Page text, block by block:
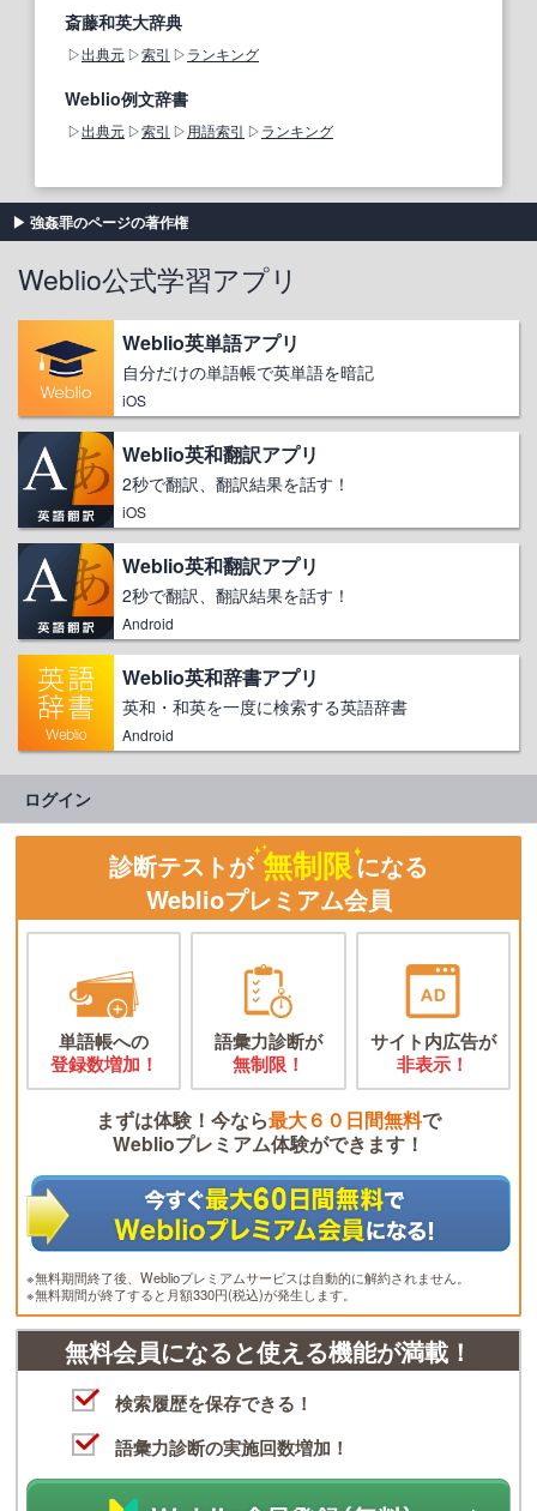
斎藤和英大辞典
出典元 索引 ランキング
Weblio例文辞書
出典元 索引 用語索引 ランキング
強姦罪のページの著作権
Weblio公式学習アプリ
Weblio英単語アプリ
自分だけの単語帳で英単語を暗記
iOS
Weblio英和翻訳アプリ
2秒で翻訳、翻訳結果を話す！
iOS
Weblio英和翻訳アプリ
2秒で翻訳、翻訳結果を話す！
Android
Weblio英和辞書アプリ
英和・和英を一度に検索する英語辞書
Android
ログイン
診断テストが 無制限になる
Weblioプレミアム会員
単語帳への
登録数増加！
語彙力診断が
無制限！
サイト内広告が
非表示！
まずは体験！今なら最大６０日間無料で
Weblioプレミアム体験ができます！
※無料期間終了後、Weblioプレミアムサービスは自動的に解約されません。
※無料期間が終了すると月額330円(税込)が発生します。
無料会員になると使える機能が満載！
検索履歴を保存できる！
語彙力診断の実施回数増加！